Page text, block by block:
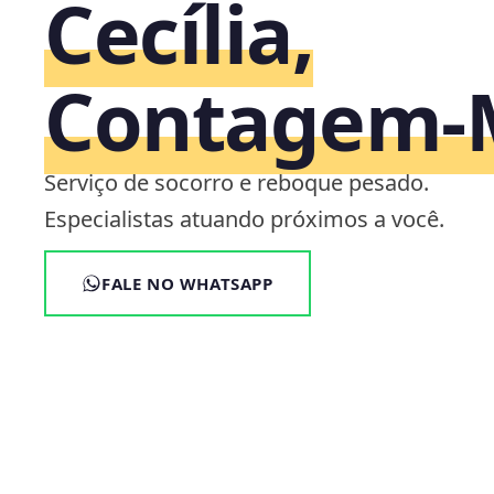
Cecília,
Serviço de socorro e reboque pesado.
Especialistas atuando próximos a você.
FALE NO WHATSAPP